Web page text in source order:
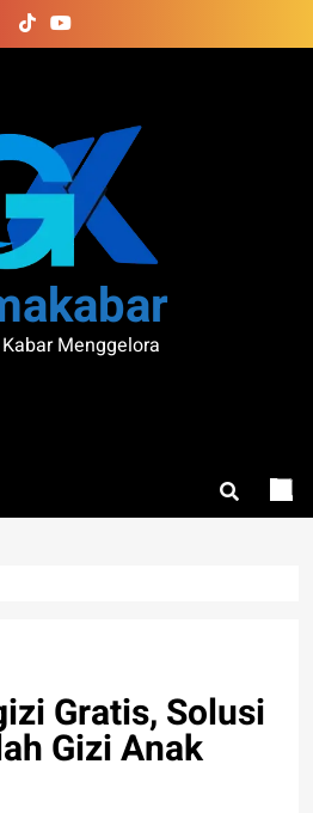
Menggelora
Gratis, Solusi
Gizi Anak